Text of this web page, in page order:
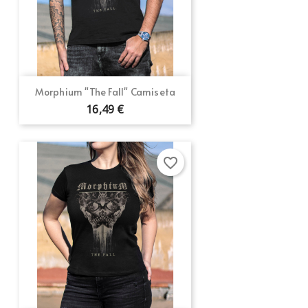
Morphium "The Fall" Camiseta
16,49 €
favorite_border